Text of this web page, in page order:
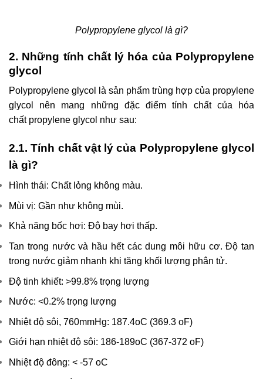
Polypropylene glycol là gì?
2. Những tính chất lý hóa của Polypropylene
glycol
Polypropylene glycol là sản phẩm trùng hợp của propylene
glycol nên mang những đặc điểm tính chất của hóa
chất propylene glycol như sau:
2.1. Tính chất vật lý của Polypropylene glycol
là gì?
Hình thái: Chất lỏng không màu.
Mùi vị: Gần như không mùi.
Khả năng bốc hơi: Độ bay hơi thấp.
Tan trong nước và hầu hết các dung môi hữu cơ. Độ tan
trong nước giảm nhanh khi tăng khối lượng phân tử.
Độ tinh khiết: >99.8% trọng lượng
Nước: <0.2% trọng lượng
Nhiệt độ sôi, 760mmHg: 187.4oC (369.3 oF)
Giới hạn nhiệt độ sôi: 186-189oC (367-372 oF)
Nhiệt độ đông: < -57 oC